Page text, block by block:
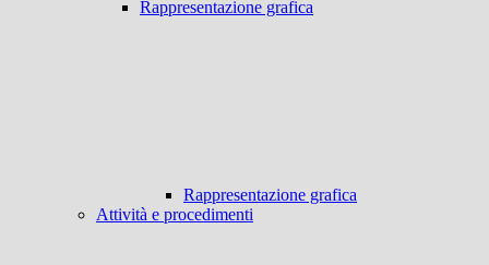
Rappresentazione grafica
Rappresentazione grafica
Attività e procedimenti